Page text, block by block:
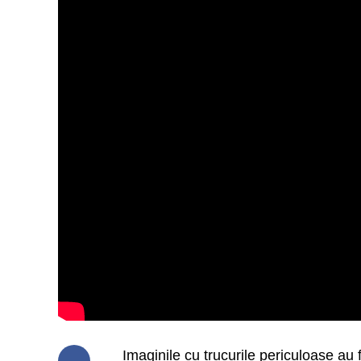
Imaginile cu trucurile periculoase